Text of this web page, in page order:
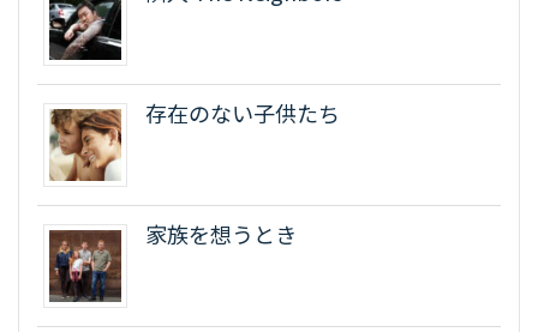
存在のない子供たち
家族を想うとき